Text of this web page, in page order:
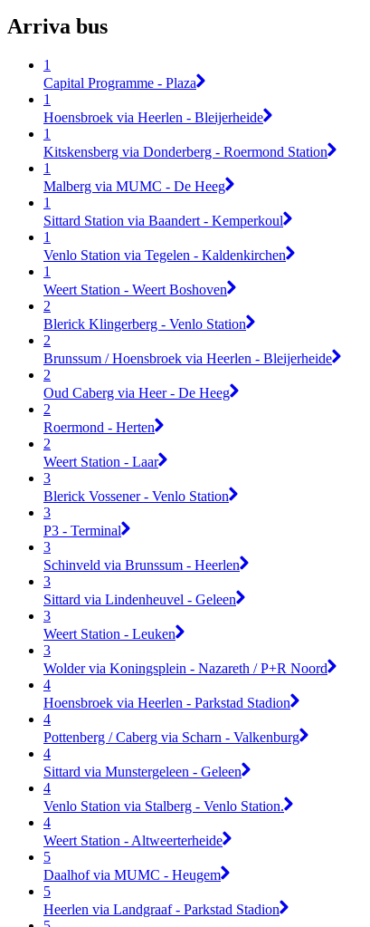
Arriva bus
1
Capital Programme - Plaza
1
Hoensbroek via Heerlen - Bleijerheide
1
Kitskensberg via Donderberg - Roermond Station
1
Malberg via MUMC - De Heeg
1
Sittard Station via Baandert - Kemperkoul
1
Venlo Station via Tegelen - Kaldenkirchen
1
Weert Station - Weert Boshoven
2
Blerick Klingerberg - Venlo Station
2
Brunssum / Hoensbroek via Heerlen - Bleijerheide
2
Oud Caberg via Heer - De Heeg
2
Roermond - Herten
2
Weert Station - Laar
3
Blerick Vossener - Venlo Station
3
P3 - Terminal
3
Schinveld via Brunssum - Heerlen
3
Sittard via Lindenheuvel - Geleen
3
Weert Station - Leuken
3
Wolder via Koningsplein - Nazareth / P+R Noord
4
Hoensbroek via Heerlen - Parkstad Stadion
4
Pottenberg / Caberg via Scharn - Valkenburg
4
Sittard via Munstergeleen - Geleen
4
Venlo Station via Stalberg - Venlo Station.
4
Weert Station - Altweerterheide
5
Daalhof via MUMC - Heugem
5
Heerlen via Landgraaf - Parkstad Stadion